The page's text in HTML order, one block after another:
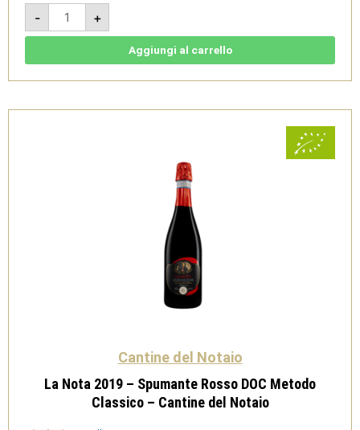
-
Il
Rogito
2023
-
-
Notaio
+
Aggiungi al carrello
Cantine del Notaio
La Nota 2019 – Spumante Rosso DOC Metodo
Classico – Cantine del Notaio